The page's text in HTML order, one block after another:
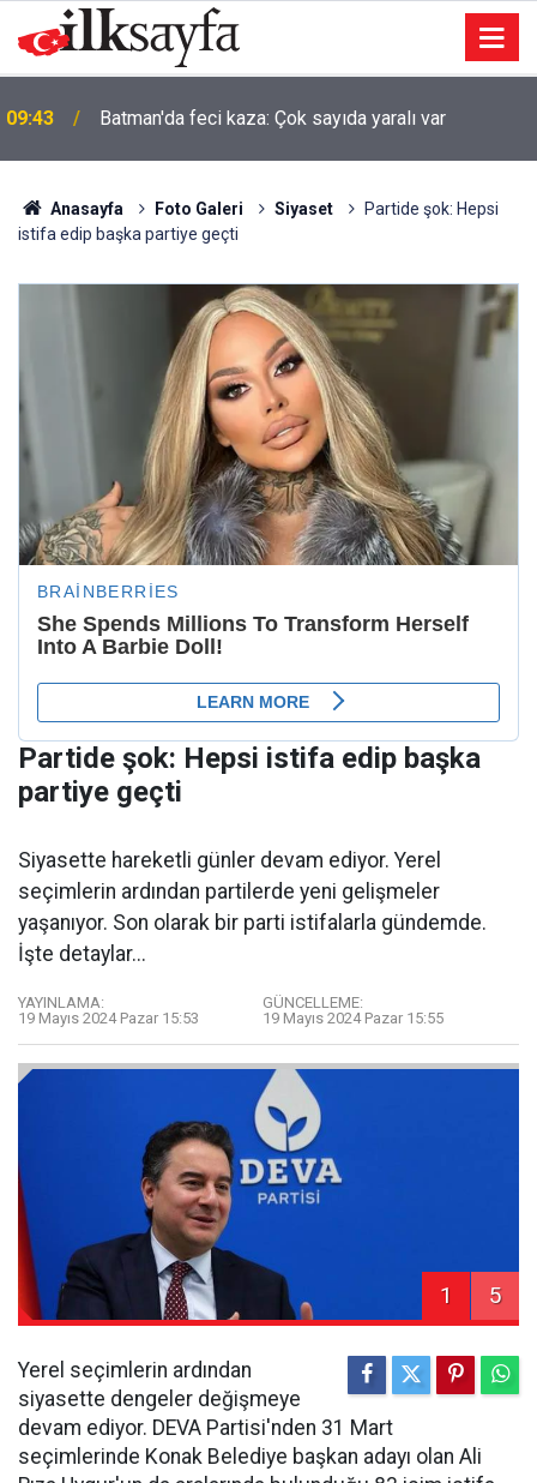
09:43 Batman'da feci kaza: Çok sayıda yaralı var
Anasayfa Foto Galeri Siyaset
Partide şok: Hepsi
istifa edip başka partiye geçti
Partide şok: Hepsi istifa edip başka
partiye geçti
Siyasette hareketli günler devam ediyor. Yerel
seçimlerin ardından partilerde yeni gelişmeler
yaşanıyor. Son olarak bir parti istifalarla gündemde.
İşte detaylar...
YAYINLAMA:
19 Mayıs 2024 Pazar 15:53
GÜNCELLEME:
19 Mayıs 2024 Pazar 15:55
1 5
Yerel seçimlerin ardından
siyasette dengeler değişmeye
devam ediyor. DEVA Partisi'nden 31 Mart
seçimlerinde Konak Belediye başkan adayı olan Ali